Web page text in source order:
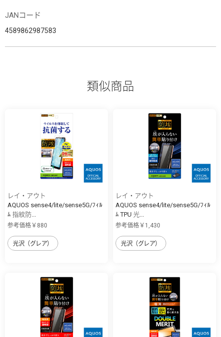
JANコード
4589862987583
類似商品
レイ・アウト
AQUOS sense4/lite/sense5G/ﾌｨﾙ
ﾑ 指紋防...
参考価格￥880
光沢（グレア）
レイ・アウト
AQUOS sense4/lite/sense5G/ﾌｨﾙ
ﾑ TPU 光...
参考価格￥1,430
光沢（グレア）